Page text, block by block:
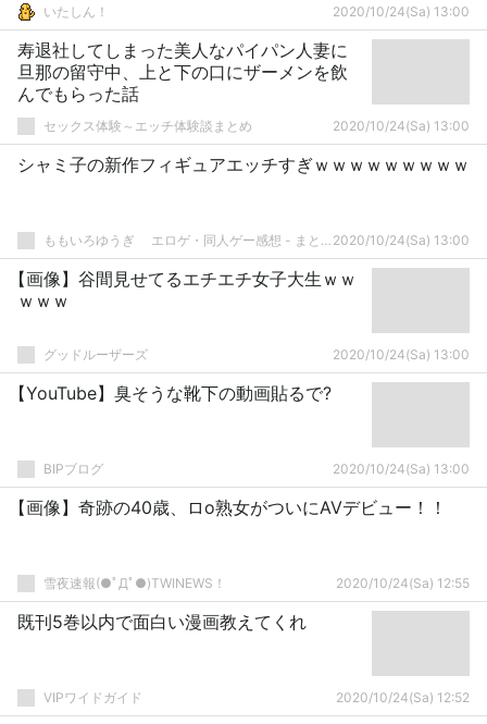
いたしん！ 2020/10/24(Sa) 13:00
寿退社してしまった美人なパイパン人妻に
旦那の留守中、上と下の口にザーメンを飲
んでもらった話
セックス体験～エッチ体験談まとめ 2020/10/24(Sa) 13:00
シャミ子の新作フィギュアエッチすぎｗｗｗｗｗｗｗｗｗ
ももいろゆうぎ エロゲ・同人ゲー感想 - まとめ 2020/10/24(Sa) 13:00
【画像】谷間見せてるエチエチ女子大生ｗｗ
ｗｗｗ
グッドルーザーズ 2020/10/24(Sa) 13:00
【YouTube】臭そうな靴下の動画貼るで?
BIPブログ 2020/10/24(Sa) 13:00
【画像】奇跡の40歳、ロo熟女がついにAVデビュー！！
雪夜速報(●ﾟДﾟ●)TWINEWS！ 2020/10/24(Sa) 12:55
既刊5巻以内で面白い漫画教えてくれ
VIPワイドガイド 2020/10/24(Sa) 12:52